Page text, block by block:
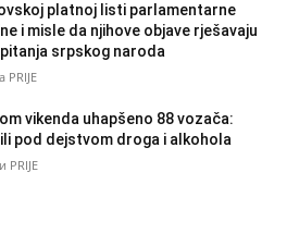
platnoj listi parlamentarne
i misle da njihove objave rješavaju
srpskog naroda
PRIJE
vikenda uhapšeno 88 vozača:
pod dejstvom droga i alkohola
PRIJE